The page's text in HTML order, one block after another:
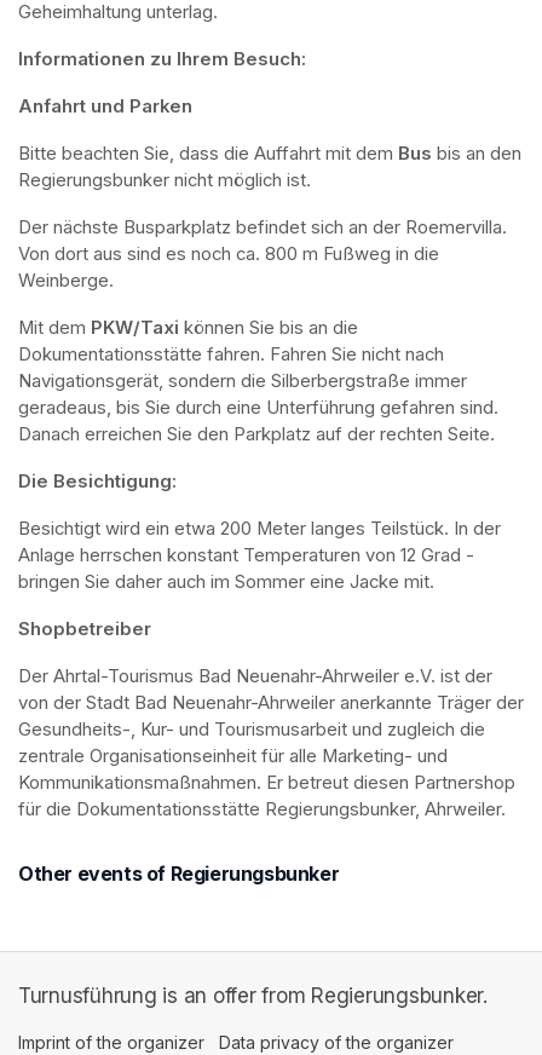
Geheimhaltung unterlag.
Informationen zu Ihrem Besuch:
Anfahrt und Parken
Bitte beachten Sie, dass die Auffahrt mit dem Bus bis an den
Regierungsbunker nicht möglich ist.
Der nächste Busparkplatz befindet sich an der Roemervilla.
Von dort aus sind es noch ca. 800 m Fußweg in die
Weinberge.
Mit dem PKW/Taxi können Sie bis an die
Dokumentationsstätte fahren. Fahren Sie nicht nach
Navigationsgerät, sondern die Silberbergstraße immer
geradeaus, bis Sie durch eine Unterführung gefahren sind.
Danach erreichen Sie den Parkplatz auf der rechten Seite.
Die Besichtigung:
Besichtigt wird ein etwa 200 Meter langes Teilstück. In der
Anlage herrschen konstant Temperaturen von 12 Grad -
bringen Sie daher auch im Sommer eine Jacke mit.
Shopbetreiber
Der Ahrtal-Tourismus Bad Neuenahr-Ahrweiler e.V. ist der
von der Stadt Bad Neuenahr-Ahrweiler anerkannte Träger der
Gesundheits-, Kur- und Tourismusarbeit und zugleich die
zentrale Organisationseinheit für alle Marketing- und
Kommunikationsmaßnahmen. Er betreut diesen Partnershop
für die Dokumentationsstätte Regierungsbunker, Ahrweiler.
Other events of Regierungsbunker
Turnusführung is an offer from Regierungsbunker.
Imprint of the organizer (opens in a new tab)
Data privacy of the organizer